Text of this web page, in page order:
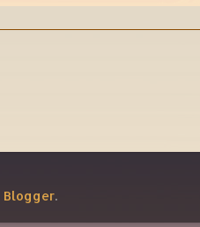
Blogger.